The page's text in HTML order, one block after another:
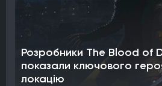
Розробники The Blood of
показали ключового
локацію